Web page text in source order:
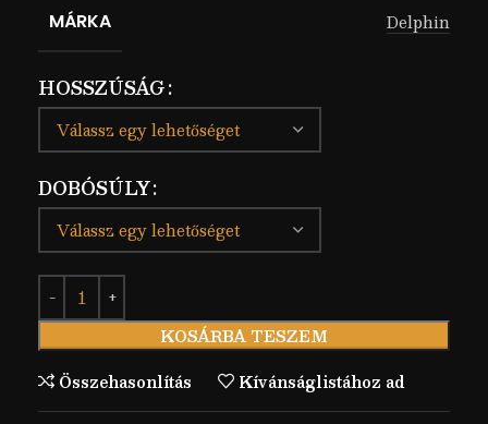
MÁRKA Delphin
HOSSZÚSÁG
DOBÓSÚLY
KOSÁRBA TESZEM
Összehasonlítás
Kívánságlistához ad